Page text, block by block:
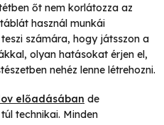
őt nem korlátozza az
használ munkái
számára, hogy játsszon a
olyan hatásokat érjen el,
nehéz lenne létrehozni.
előadásában de
technikai. Minden